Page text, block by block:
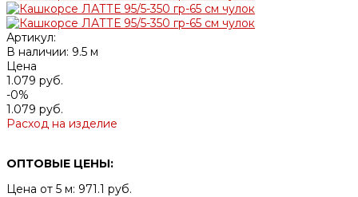
Артикул:
В наличии: 9.5 м
Цена
1.079 руб.
-0%
1.079 руб.
Расход на изделие
ОПТОВЫЕ ЦЕНЫ:
Цена от 5 м: 971.1 руб.